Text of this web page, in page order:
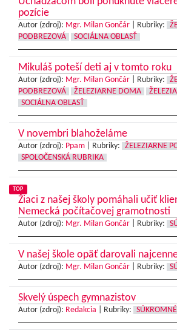
pozície
Autor (zdroj): Mgr. Milan Gončár Rubriky:
PODBREZOVÁ
SOCIÁLNA OBLASŤ
Mikuláš poteší deti aj v tomto roku
Autor (zdroj): Mgr. Milan Gončár Rubriky:
PODBREZOVÁ
ŽELEZIARNE DOMA
SOCIÁLNA OBLASŤ
V novembri blahoželáme
Autor (zdroj): Ppam Rubriky:
ŽELEZIARNE
SPOLOČENSKÁ RUBRIKA
TOP
Žiaci z našej školy pomáhali učiť
Nemecká počítačovej gramotnosti
Autor (zdroj): Mgr. Milan Gončár Rubriky:
V našej škole opäť darovali
Autor (zdroj): Mgr. Milan Gončár Rubriky:
Skvelý úspech gymnazistov
Autor (zdroj): Redakcia Rubriky: SÚKROMNÉ